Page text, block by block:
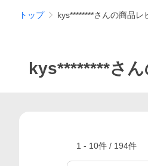
トップ kys********さんの商品レ
kys********さ
1 - 10件 / 194件